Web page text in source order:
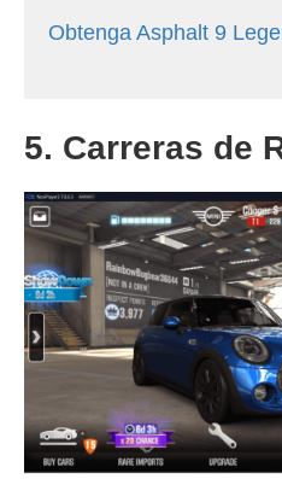
Obtenga Asphalt 9
5. Carreras de